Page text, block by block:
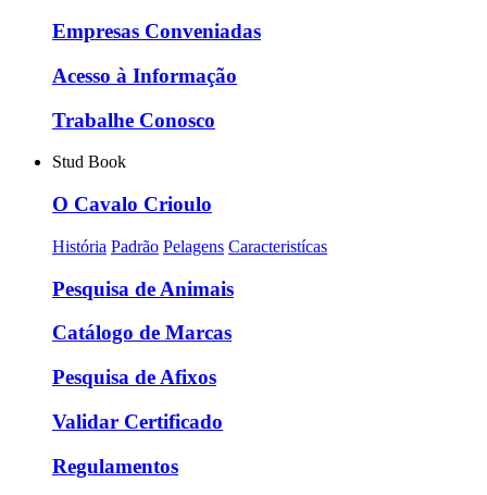
Empresas Conveniadas
Acesso à Informação
Trabalhe Conosco
Stud Book
O Cavalo Crioulo
História Padrão Pelagens Caracteristícas
Pesquisa de Animais
Catálogo de Marcas
Pesquisa de Afixos
Validar Certificado
Regulamentos